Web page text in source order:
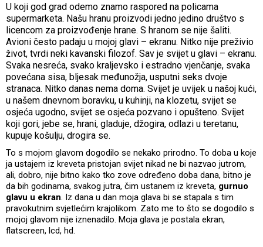
U koji god grad odemo znamo raspored na policama
supermarketa. Našu hranu proizvodi jedno jedino društvo s
licencom za proizvođenje hrane. S hranom se nije šaliti.
Avioni često padaju u mojoj glavi – ekranu. Nitko nije preživio
život, tvrdi neki kavanski filozof. Sav je svijet u glavi – ekranu.
Svaka nesreća, svako kraljevsko i estradno vjenčanje, svaka
povećana sisa, bljesak međunožja, usputni seks dvoje
stranaca. Nitko danas nema doma. Svijet je uvijek u našoj kući,
u našem dnevnom boravku, u kuhinji, na klozetu, svijet se
osjeća ugodno, svijet se osjeća pozvano i opušteno. Svijet
koji gori, jebe se, hrani, gladuje, džogira, odlazi u teretanu,
kupuje košulju, drogira se.
To s mojom glavom dogodilo se nekako prirodno. To doba u koje
ja ustajem iz kreveta pristojan svijet nikad ne bi nazvao jutrom,
ali, dobro, nije bitno kako tko zove određeno doba dana, bitno je
da bih godinama, svakog jutra, čim ustanem iz kreveta, gurnuo
glavu u ekran. Iz dana u dan moja glava bi se stapala s tim
pravokutnim svjetlećim krajolikom. Zato me to što se dogodilo s
mojoj glavom nije iznenadilo. Moja glava je postala ekran,
flatscreen, lcd, hd.